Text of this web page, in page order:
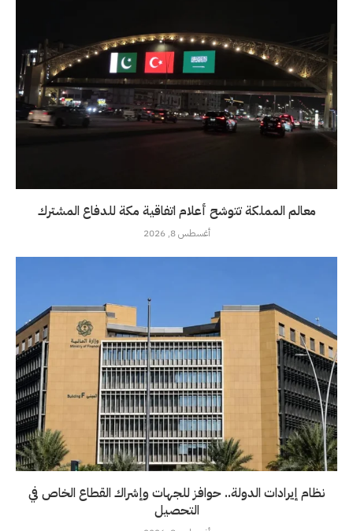
معالم المملكة تتوشح أعلام اتفاقية مكة للدفاع المشترك
أغسطس 8, 2026
نظام إيرادات الدولة.. حوافز للجهات وإشراك القطاع الخاص في
التحصيل